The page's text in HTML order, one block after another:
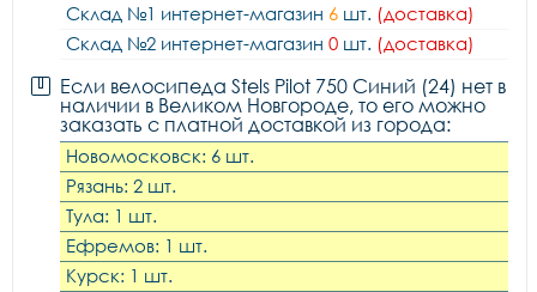
Склад №1 интернет-магазин 6 шт. (доставка)
Склад №2 интернет-магазин 0 шт. (доставка)
Если велосипеда Stels Pilot 750 Синий (24) нет в
наличии в Великом Новгороде, то его можно
заказать с платной доставкой из города:
Новомосковск: 6 шт.
Рязань: 2 шт.
Тула: 1 шт.
Ефремов: 1 шт.
Курск: 1 шт.